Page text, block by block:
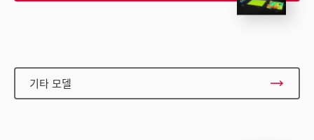
기타 모델